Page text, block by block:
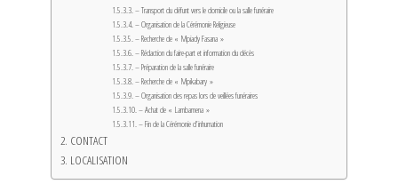
– Transport du défunt vers le domicile ou la salle funéraire
– Organisation de la Cérémonie Religieuse
– Recherche de « Mpiady Fasana »
– Rédaction du faire-part et information du décès
– Préparation de la salle funéraire
– Recherche de « Mpikabary »
– Organisation des repas lors de veillées funéraires
– Achat de « Lambamena »
– Fin de la Cérémonie d’inhumation
CONTACT
LOCALISATION